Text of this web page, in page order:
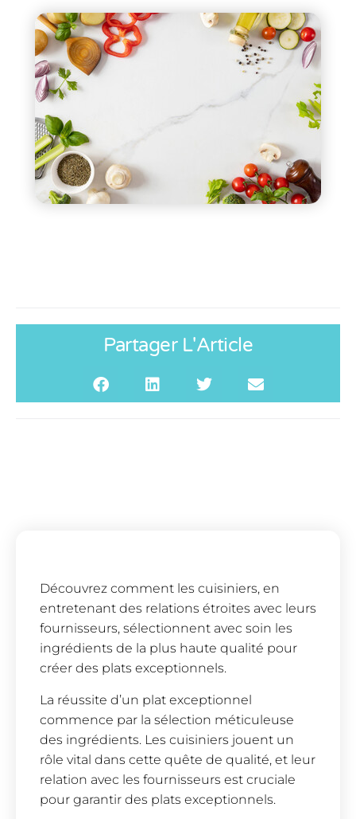
Partager L'Article
Découvrez comment les cuisiniers, en
entretenant des relations étroites avec leurs
fournisseurs, sélectionnent avec soin les
ingrédients de la plus haute qualité pour
créer des plats exceptionnels.
La réussite d’un plat exceptionnel
commence par la sélection méticuleuse
des ingrédients. Les cuisiniers jouent un
rôle vital dans cette quête de qualité, et leur
relation avec les fournisseurs est cruciale
pour garantir des plats exceptionnels.